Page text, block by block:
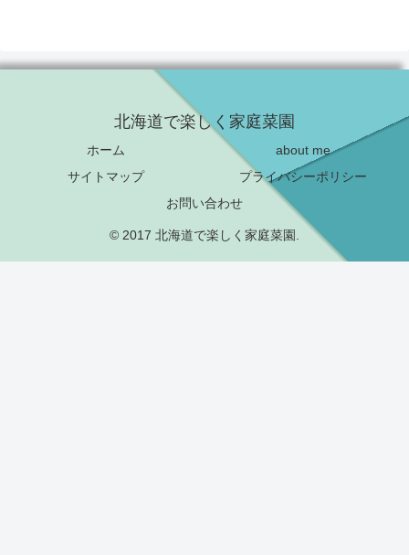
北海道で楽しく家庭菜園
ホーム
about me
サイトマップ
プライバシーポリシー
お問い合わせ
© 2017 北海道で楽しく家庭菜園.